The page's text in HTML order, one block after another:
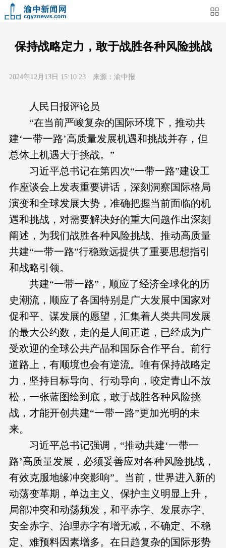
首页 媒体关注 今日头条 热点新闻
渝中新闻 特别关注 部门动态
企业信息 吃在渝中
形象片 短视频
保持战略定力，敢于战胜各种风险挑战
2024年12月13日 15:10:23 来源：渝中报
人民日报评论员
“在当前严峻复杂的国际环境下，推动共
建‘一带一路’高质量发展机遇和挑战并存，但
总体上机遇大于挑战。”
习近平总书记在第四次“一带一路”建设工
作座谈会上发表重要讲话，深刻洞察国际格局
演变和全球发展大势，准确把握当前面临的机
遇和挑战，对需要解决好的重大问题作出深刻
阐述，为我们战胜各种风险挑战、推动高质量
共建“一带一路”行稳致远提供了重要思想指引
和战略引领。
共建“一带一路”，顺应了经济全球化的历
史潮流，顺应了各国特别是广大发展中国家对
促和平、谋发展的愿望，汇集着人类共同发展
的最大公约数，走的是人间正道，已经成为广
受欢迎的全球公共产品和国际合作平台。前行
道路上，有顺境也会有逆流。唯有保持战略定
力，坚持目标导向、行动导向，咬定青山不放
松，一张蓝图绘到底，敢于战胜各种风险挑
战，才能开创共建“一带一路”更加光明的未
来。
习近平总书记强调，“推动共建‘一带一
路’高质量发展，必须妥善应对各种风险挑战，
有效克服地缘冲突影响”。当前，世界进入新的
动荡变革期，单边主义、保护主义明显上升，
局部冲突和动荡频发，和平赤字、发展赤字、
安全赤字、治理赤字有增无减，不确定、不稳
定、难预料因素增多。在日趋复杂的国际形势